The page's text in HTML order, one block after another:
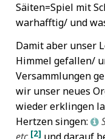
Säiten=Spiel mit
warhafftig/ und
Damit aber unser
Himmel gefallen/
Versammlungen
wir unser neues
wieder erklingen
Hertzen singen: L
[2]